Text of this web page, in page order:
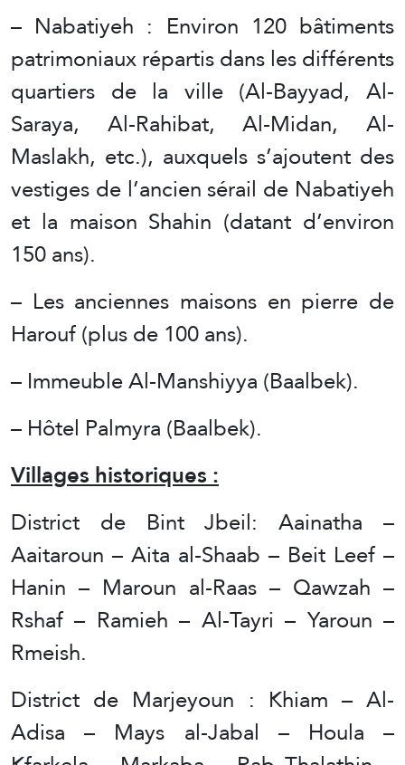
– Nabatiyeh : Environ 120 bâtiments
patrimoniaux répartis dans les différents
quartiers de la ville (Al-Bayyad, Al-
Saraya, Al-Rahibat, Al-Midan, Al-
Maslakh, etc.), auxquels s’ajoutent des
vestiges de l’ancien sérail de Nabatiyeh
et la maison Shahin (datant d’environ
150 ans).
– Les anciennes maisons en pierre de
Harouf (plus de 100 ans).
– Immeuble Al-Manshiyya (Baalbek).
– Hôtel Palmyra (Baalbek).
Villages historiques :
District de Bint Jbeil: Aainatha –
Aaitaroun – Aita al-Shaab – Beit Leef –
Hanin – Maroun al-Raas – Qawzah –
Rshaf – Ramieh – Al-Tayri – Yaroun –
Rmeish.
District de Marjeyoun : Khiam – Al-
Adisa – Mays al-Jabal – Houla –